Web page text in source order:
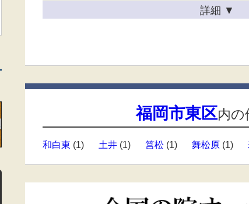
詳細 ▼
福岡市東区内の
和白東 (1) 土井 (1) 筥松 (1) 舞松原 (1)